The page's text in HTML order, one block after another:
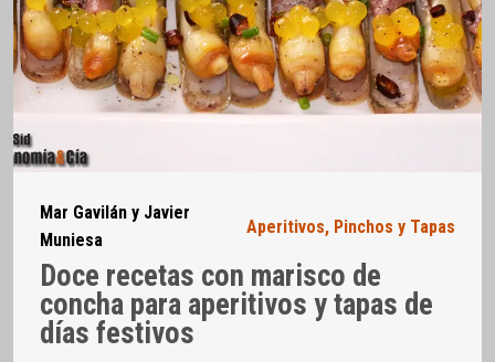
Mar Gavilán y Javier
Muniesa
Aperitivos, Pinchos y Tapas
Doce recetas con marisco de
concha para aperitivos y tapas de
días festivos